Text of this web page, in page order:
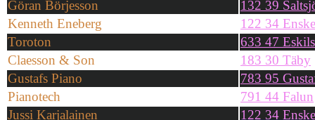
Göran Börjesson
132 39
Kenneth Eneberg
122 34
Toroton
633 47
Claesson & Son
183 30 Täby
Gustafs Piano
783 95
Pianotech
791 44 Falun
Jussi Karjalainen
122 34